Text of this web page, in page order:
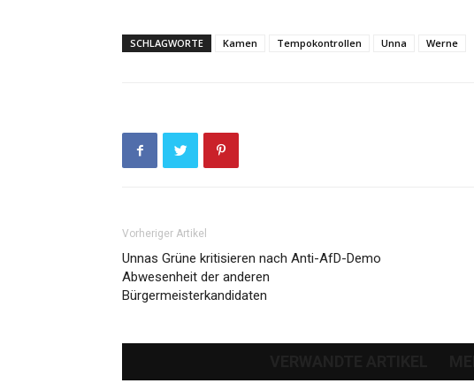
SCHLAGWORTE Kamen Tempokontrollen Unna Werne
Vorheriger Artikel
Unnas Grüne kritisieren nach Anti-AfD-Demo
Abwesenheit der anderen
Bürgermeisterkandidaten